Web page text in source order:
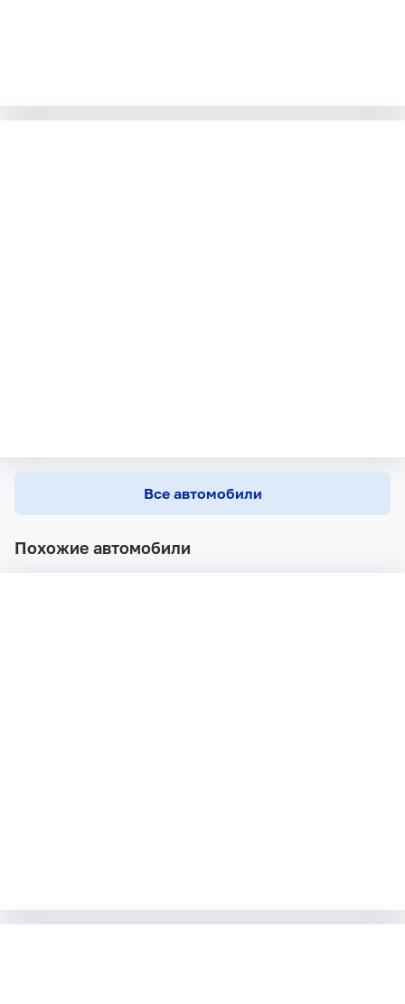
Все автомобили
Похожие автомобили